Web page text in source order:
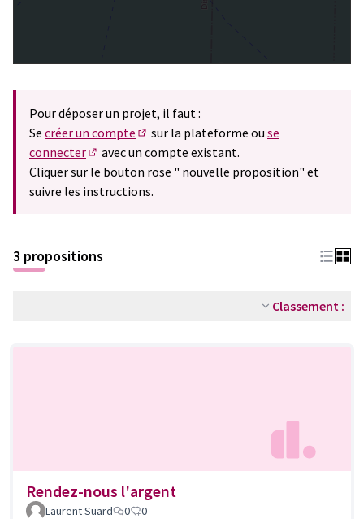
Pour déposer un projet, il faut :
Se créer un compte
(S'ouvre dans un nouvel onglet)
sur la plateforme ou se
connecter
(S'ouvre dans un nouvel onglet)
avec un compte existant.
Cliquer sur le bouton rose " nouvelle proposition" et
suivre les instructions.
3 propositions
Classement :
Rendez-nous l'argent
Laurent Suard 0 0